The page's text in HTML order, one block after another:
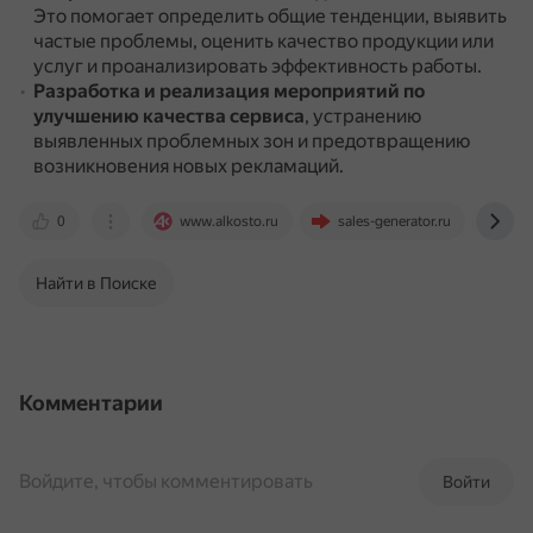
Это помогает определить общие тенденции, выявить
частые проблемы, оценить качество продукции или
услуг и проанализировать эффективность работы.
Разработка и реализация мероприятий по
улучшению качества сервиса, устранению
выявленных проблемных зон и предотвращению
возникновения новых рекламаций.
0 www.alkosto.ru sales-generator.ru
Найти в Поиске
Комментарии
Войти
Войдите, чтобы комментировать